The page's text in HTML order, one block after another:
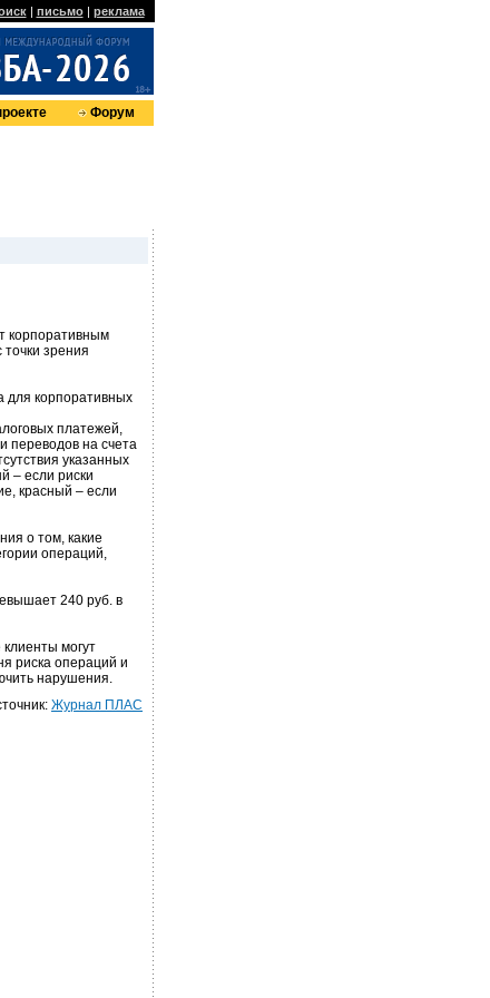
| письмо| реклама
Форум
корпоративным
зрения
для корпоративных
платежей,
переводов на счета
указанных
– если риски
красный – если
о том, какие
операций,
240 руб. в
могут
риска операций и
нарушения.
Журнал ПЛАС